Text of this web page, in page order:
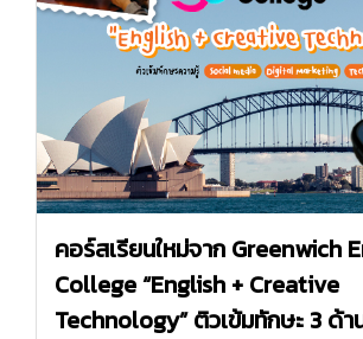
คอร์สเรียนใหม่จาก Greenwich
College “English + Creative
Technology” ติวเข้มทักษะ 3 ด้า